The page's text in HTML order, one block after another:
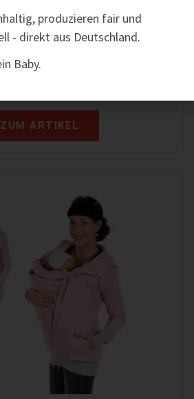
– VALENTIN
€ 175,00€
ZUM ARTIKEL
produzieren fair und
- direkt aus Deutschland.
Baby.